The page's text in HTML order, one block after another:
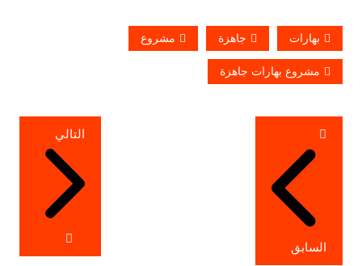
بهارات جاهزة مشروع
مشروع بهارات جاهزة
تصفّح
المقالات
السابق
التالي